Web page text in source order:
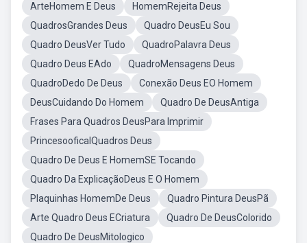
ArteHomem E Deus
HomemRejeita Deus
QuadrosGrandes Deus
Quadro DeusEu Sou
Quadro DeusVer Tudo
QuadroPalavra Deus
Quadro Deus EAdo
QuadroMensagens Deus
QuadroDedo De Deus
Conexão Deus EO Homem
DeusCuidando Do Homem
Quadro De DeusAntiga
Frases Para Quadros DeusPara Imprimir
PrincesooficalQuadros Deus
Quadro De Deus E HomemSE Tocando
Quadro Da ExplicaçãoDeus E O Homem
Plaquinhas HomemDe Deus
Quadro Pintura DeusPã
Arte Quadro Deus ECriatura
Quadro De DeusColorido
Quadro De DeusMitologico